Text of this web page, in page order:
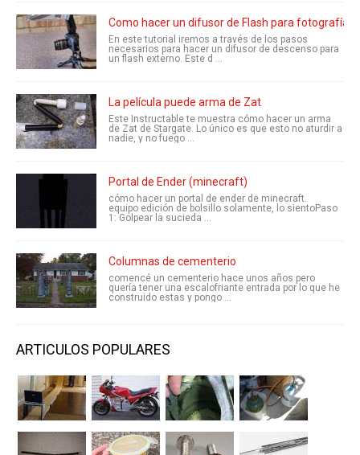
Como hacer un difusor de Flash para fotografía
En este tutorial iremos a través de los pasos
necesarios para hacer un difusor de descenso para
un flash externo. Este d ...
La película puede arma de Zat
Este Instructable te muestra cómo hacer un arma
de Zat de Stargate. Lo único es que esto no aturdir a
nadie, y no fuego ...
Portal de Ender (minecraft)
cómo hacer un portal de ender de minecraft.
equipo edición de bolsillo solamente, lo sientoPaso
1: Golpear la sucieda ...
Columnas de cementerio
comencé un cementerio hace unos años pero
quería tener una escalofriante entrada por lo que he
construido estas y pongo ...
ARTICULOS POPULARES